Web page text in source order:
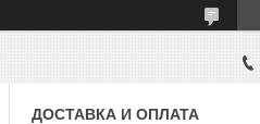
ДОСТАВКА И ОПЛАТА